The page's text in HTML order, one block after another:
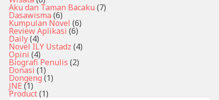
Aku dan Taman Bacaku (7)
Dasawisma (6)
Kumpulan Novel (6)
Review Aplikasi (6)
Daily(4)
Novel ILY Ustadz (4)
Opini (4)
Biografi Penulis (2)
Donasi (1)
Dongeng (1)
JNE (1)
Product(1)